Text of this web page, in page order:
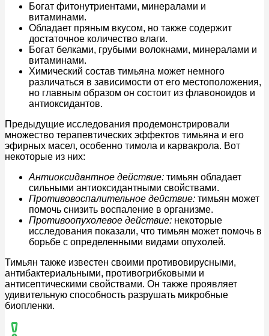
Богат фитонутриентами, минералами и
витаминами.
Обладает пряным вкусом, но также содержит
достаточное количество влаги.
Богат белками, грубыми волокнами, минералами и
витаминами.
Химический состав тимьяна может немного
различаться в зависимости от его местоположения,
но главным образом он состоит из флавоноидов и
антиоксидантов.
Предыдущие исследования продемонстрировали
множество терапевтических эффектов тимьяна и его
эфирных масел, особенно тимола и карвакрола. Вот
некоторые из них:
Антиоксидантное действие: тимьян обладает
сильными антиоксидантными свойствами.
Противовоспалительное действие: тимьян может
помочь снизить воспаление в организме.
Противоопухолевое действие: некоторые
исследования показали, что тимьян может помочь в
борьбе с определенными видами опухолей.
Тимьян также известен своими противовирусными,
антибактериальными, противогрибковыми и
антисептическими свойствами. Он также проявляет
удивительную способность разрушать микробные
биопленки.